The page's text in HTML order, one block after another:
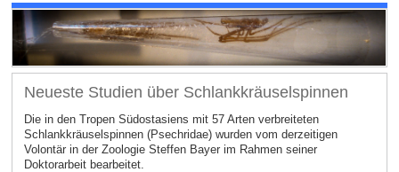
Neueste Studien über Schlankkräuselspinnen
Die in den Tropen Südostasiens mit 57 Arten verbreiteten
Schlankkräuselspinnen (Psechridae) wurden vom derzeitigen
Volontär in der Zoologie Steffen Bayer im Rahmen seiner
Doktorarbeit bearbeitet.